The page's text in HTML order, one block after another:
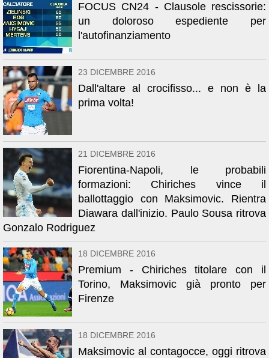
FOCUS CN24 - Clausole rescissorie:
un doloroso espediente per
l'autofinanziamento
23 DICEMBRE 2016
Dall'altare al crocifisso... e non è la
prima volta!
21 DICEMBRE 2016
Fiorentina-Napoli, le probabili
formazioni: Chiriches vince il
ballottaggio con Maksimovic. Rientra
Diawara dall'inizio. Paulo Sousa ritrova
Gonzalo Rodriguez
18 DICEMBRE 2016
Premium - Chiriches titolare con il
Torino, Maksimovic già pronto per
Firenze
18 DICEMBRE 2016
Maksimovic al contagocce, oggi ritrova